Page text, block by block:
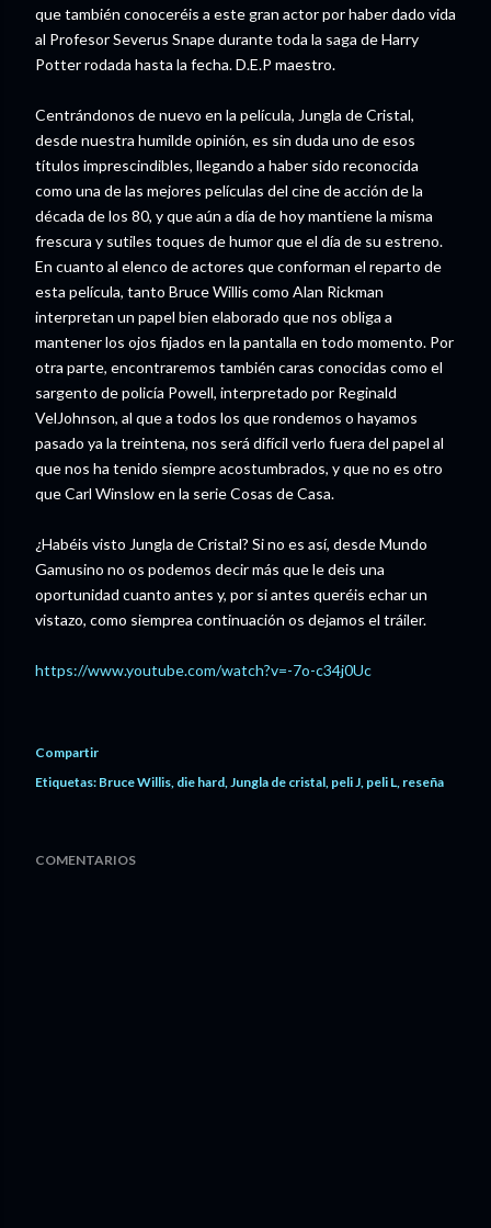
que también conoceréis a este gran actor por haber dado vida
al Profesor Severus Snape durante toda la saga de Harry
Potter rodada hasta la fecha. D.E.P maestro.
Centrándonos de nuevo en la película, Jungla de Cristal,
desde nuestra humilde opinión, es sin duda uno de esos
títulos imprescindibles, llegando a haber sido reconocida
como una de las mejores películas del cine de acción de la
década de los 80, y que aún a día de hoy mantiene la misma
frescura y sutiles toques de humor que el día de su estreno.
En cuanto al elenco de actores que conforman el reparto de
esta película, tanto Bruce Willis como Alan Rickman
interpretan un papel bien elaborado que nos obliga a
mantener los ojos fijados en la pantalla en todo momento. Por
otra parte, encontraremos también caras conocidas como el
sargento de policía Powell, interpretado por Reginald
VelJohnson, al que a todos los que rondemos o hayamos
pasado ya la treintena, nos será difícil verlo fuera del papel al
que nos ha tenido siempre acostumbrados, y que no es otro
que Carl Winslow en la serie Cosas de Casa.
¿Habéis visto Jungla de Cristal? Si no es así, desde Mundo
Gamusino no os podemos decir más que le deis una
oportunidad cuanto antes y, por si antes queréis echar un
vistazo, como siemprea continuación os dejamos el tráiler.
https://www.youtube.com/watch?v=-7o-c34j0Uc
Compartir
Etiquetas: Bruce Willis die hard Jungla de cristal peli J peli L reseña
COMENTARIOS